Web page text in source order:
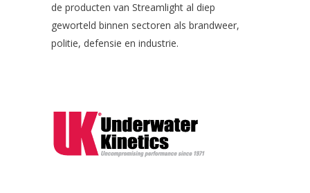
de producten van Streamlight al diep
geworteld binnen sectoren als brandweer,
politie, defensie en industrie.